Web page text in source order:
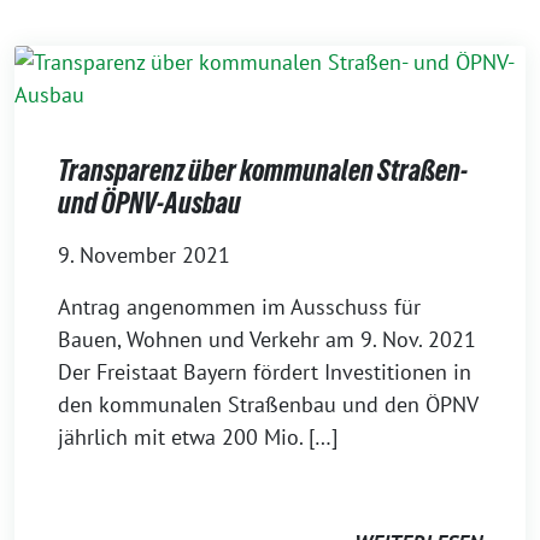
Transparenz über kommunalen Straßen-
und ÖPNV-Ausbau
9. November 2021
Antrag angenommen im Ausschuss für
Bauen, Wohnen und Verkehr am 9. Nov. 2021
Der Freistaat Bayern fördert Investitionen in
den kommunalen Straßenbau und den ÖPNV
jährlich mit etwa 200 Mio. […]